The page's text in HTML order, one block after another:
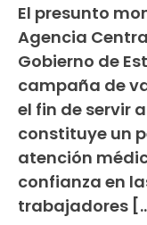
El presunto
Agencia
Gobierno de
campaña de
el fin de servir
constituye un
atención
confianza en
trabajadores